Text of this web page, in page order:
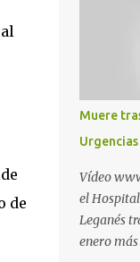
de
indica
propios
señalan.
baños
pillado
para el
(junto al
caminos
lugar:
Leganés
Muere
Vídeo
el
Leganés
enero